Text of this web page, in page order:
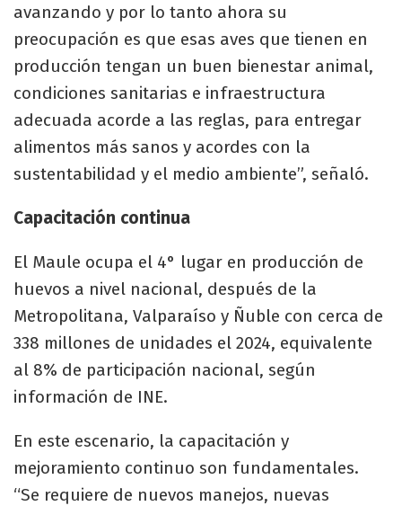
avanzando y por lo tanto ahora su
preocupación es que esas aves que tienen en
producción tengan un buen bienestar animal,
condiciones sanitarias e infraestructura
adecuada acorde a las reglas, para entregar
alimentos más sanos y acordes con la
sustentabilidad y el medio ambiente”, señaló.
Capacitación continua
El Maule ocupa el 4° lugar en producción de
huevos a nivel nacional, después de la
Metropolitana, Valparaíso y Ñuble con cerca de
338 millones de unidades el 2024, equivalente
al 8% de participación nacional, según
información de INE.
En este escenario, la capacitación y
mejoramiento continuo son fundamentales.
“Se requiere de nuevos manejos, nuevas